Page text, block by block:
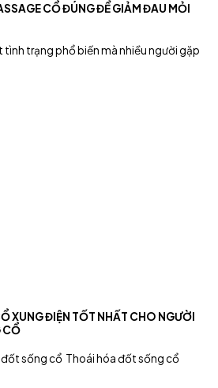
CỔ ĐÚNG ĐỂ GIẢM ĐAU MỎI
tình trạng phổ biến mà nhiều người gặp
XUNG ĐIỆN TỐT NHẤT CHO NGƯỜI
CỔ
đốt sống cổ Thoái hóa đốt sống cổ